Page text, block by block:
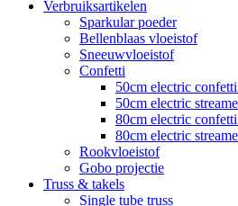
Verbruiksartikelen
Sparkular poeder
Bellenblaas vloeistof
Sneeuwvloeistof
Confetti
50cm electric
50cm electric
80cm electric
80cm electric
Rookvloeistof
Gobo projectie
Truss & takels
Single tube truss